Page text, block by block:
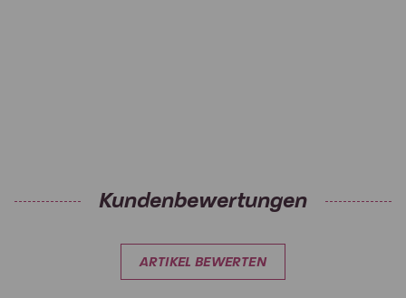
Kundenbewertungen
ARTIKEL BEWERTEN